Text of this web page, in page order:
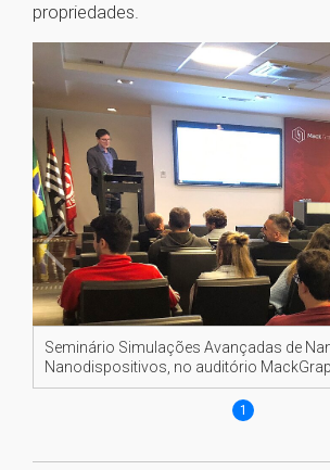
propriedades.
Seminário Simulações Avançadas de
Nanodispositivos, no auditório
1